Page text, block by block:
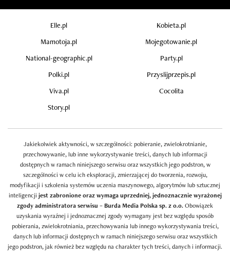
Elle.pl
Kobieta.pl
Mamotoja.pl
Mojegotowanie.pl
National-geographic.pl
Party.pl
Polki.pl
Przyslijprzepis.pl
Viva.pl
Cocolita
Story.pl
Jakiekolwiek aktywności, w szczególności: pobieranie, zwielokrotnianie,
przechowywanie, lub inne wykorzystywanie treści, danych lub informacji
dostępnych w ramach niniejszego serwisu oraz wszystkich jego podstron, w
szczególności w celu ich eksploracji, zmierzającej do tworzenia, rozwoju,
modyfikacji i szkolenia systemów uczenia maszynowego, algorytmów lub sztucznej
inteligencji jest zabronione oraz wymaga uprzedniej, jednoznacznie wyrażonej
zgody administratora serwisu – Burda Media Polska sp. z o.o.Obowiązek
uzyskania wyraźnej i jednoznacznej zgody wymagany jest bez względu sposób
pobierania, zwielokrotniania, przechowywania lub innego wykorzystywania treści,
danych lub informacji dostępnych w ramach niniejszego serwisu oraz wszystkich
jego podstron, jak również bez względu na charakter tych treści, danych i informacji.